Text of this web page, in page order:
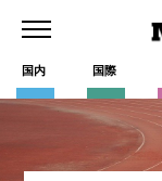
国内 国際